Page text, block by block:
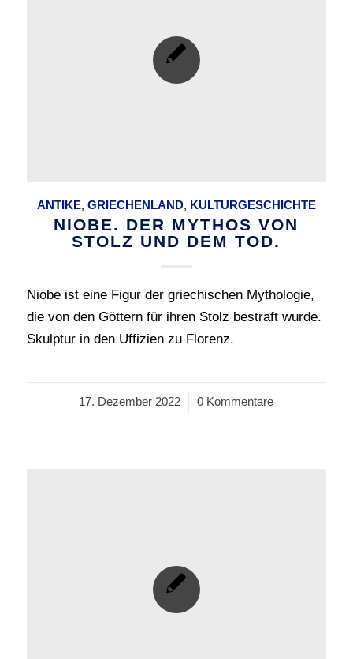
ANTIKE, GRIECHENLAND, KULTURGESCHICHTE
NIOBE. DER MYTHOS VON
STOLZ UND DEM TOD.
Niobe ist eine Figur der griechischen Mythologie,
die von den Göttern für ihren Stolz bestraft wurde.
Skulptur in den Uffizien zu Florenz.
17. Dezember 2022
/ 0 Kommentare